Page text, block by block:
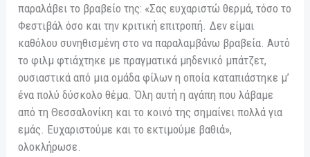
παραλάβει το βραβείο της: «Σας ευχαριστώ θερμά, τόσο το
Φεστιβάλ όσο και την κριτική επιτροπή. Δεν είμαι
καθόλου συνηθισμένη στο να παραλαμβάνω βραβεία. Αυτό
το φιλμ φτιάχτηκε με πραγματικά μηδενικό μπάτζετ,
ουσιαστικά από μια ομάδα φίλων η οποία καταπιάστηκε μ’
ένα πολύ δύσκολο θέμα. Όλη αυτή η αγάπη που λάβαμε
από τη Θεσσαλονίκη και το κοινό της σημαίνει πολλά για
εμάς. Ευχαριστούμε και το εκτιμούμε βαθιά»,
ολοκλήρωσε.